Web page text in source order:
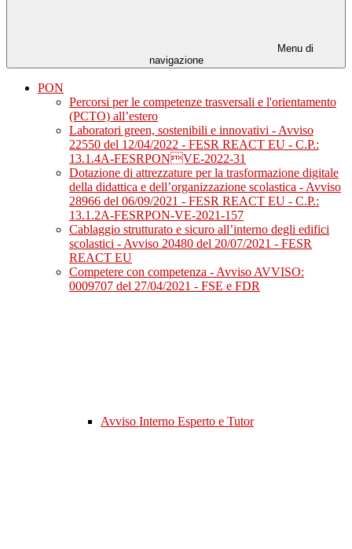
Menu di
navigazione
PON
Percorsi per le competenze trasversali e l'orientamento
(PCTO) all’estero
Laboratori green, sostenibili e innovativi - Avviso
22550 del 12/04/2022 - FESR REACT EU - C.P.:
13.1.4A-FESRPONVE-2022-31
Dotazione di attrezzature per la trasformazione digitale
della didattica e dell’organizzazione scolastica - Avviso
28966 del 06/09/2021 - FESR REACT EU - C.P.:
13.1.2A-FESRPON-VE-2021-157
Cablaggio strutturato e sicuro all’interno degli edifici
scolastici - Avviso 20480 del 20/07/2021 - FESR
REACT EU
Competere con competenza - Avviso AVVISO:
0009707 del 27/04/2021 - FSE e FDR
Avviso Interno Esperto e Tutor